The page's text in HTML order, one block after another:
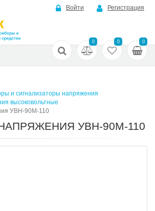
Войти Регистрация
0 0 0
и сигнализаторы напряжения
высоковольтные
УВН-90М-110
УВН-90М-110